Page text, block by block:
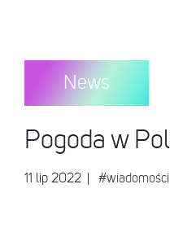
News
Pogoda w
11 lip 2022 #wiadomości